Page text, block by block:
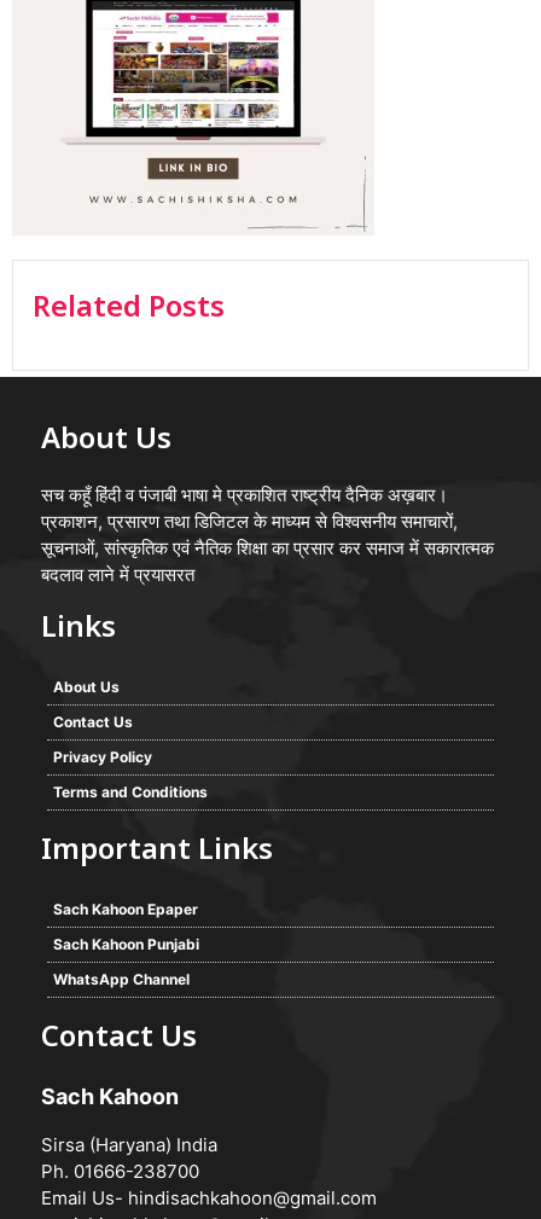
Related Posts
About Us
सच कहूँ हिंदी व पंजाबी भाषा मे प्रकाशित राष्ट्रीय दैनिक अख़बार।
प्रकाशन, प्रसारण तथा डिजिटल के माध्यम से विश्वसनीय समाचारों,
सूचनाओं, सांस्कृतिक एवं नैतिक शिक्षा का प्रसार कर समाज में सकारात्मक
बदलाव लाने में प्रयासरत
Links
About Us
Contact Us
Privacy Policy
Terms and Conditions
Important Links
Sach Kahoon Epaper
Sach Kahoon Punjabi
WhatsApp Channel
Contact Us
Sach Kahoon
Sirsa (Haryana) India
Ph. 01666-238700
Email Us- hindisachkahoon@gmail.com